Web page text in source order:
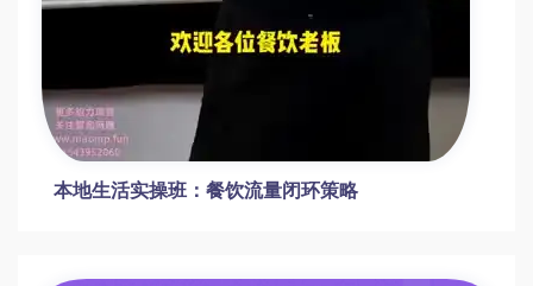
本地生活实操班：餐饮流量闭环策略